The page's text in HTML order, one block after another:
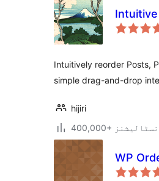
Intuitively reorder Posts,
simple drag-and-drop
hijiri
انسٹالیشنز
WP